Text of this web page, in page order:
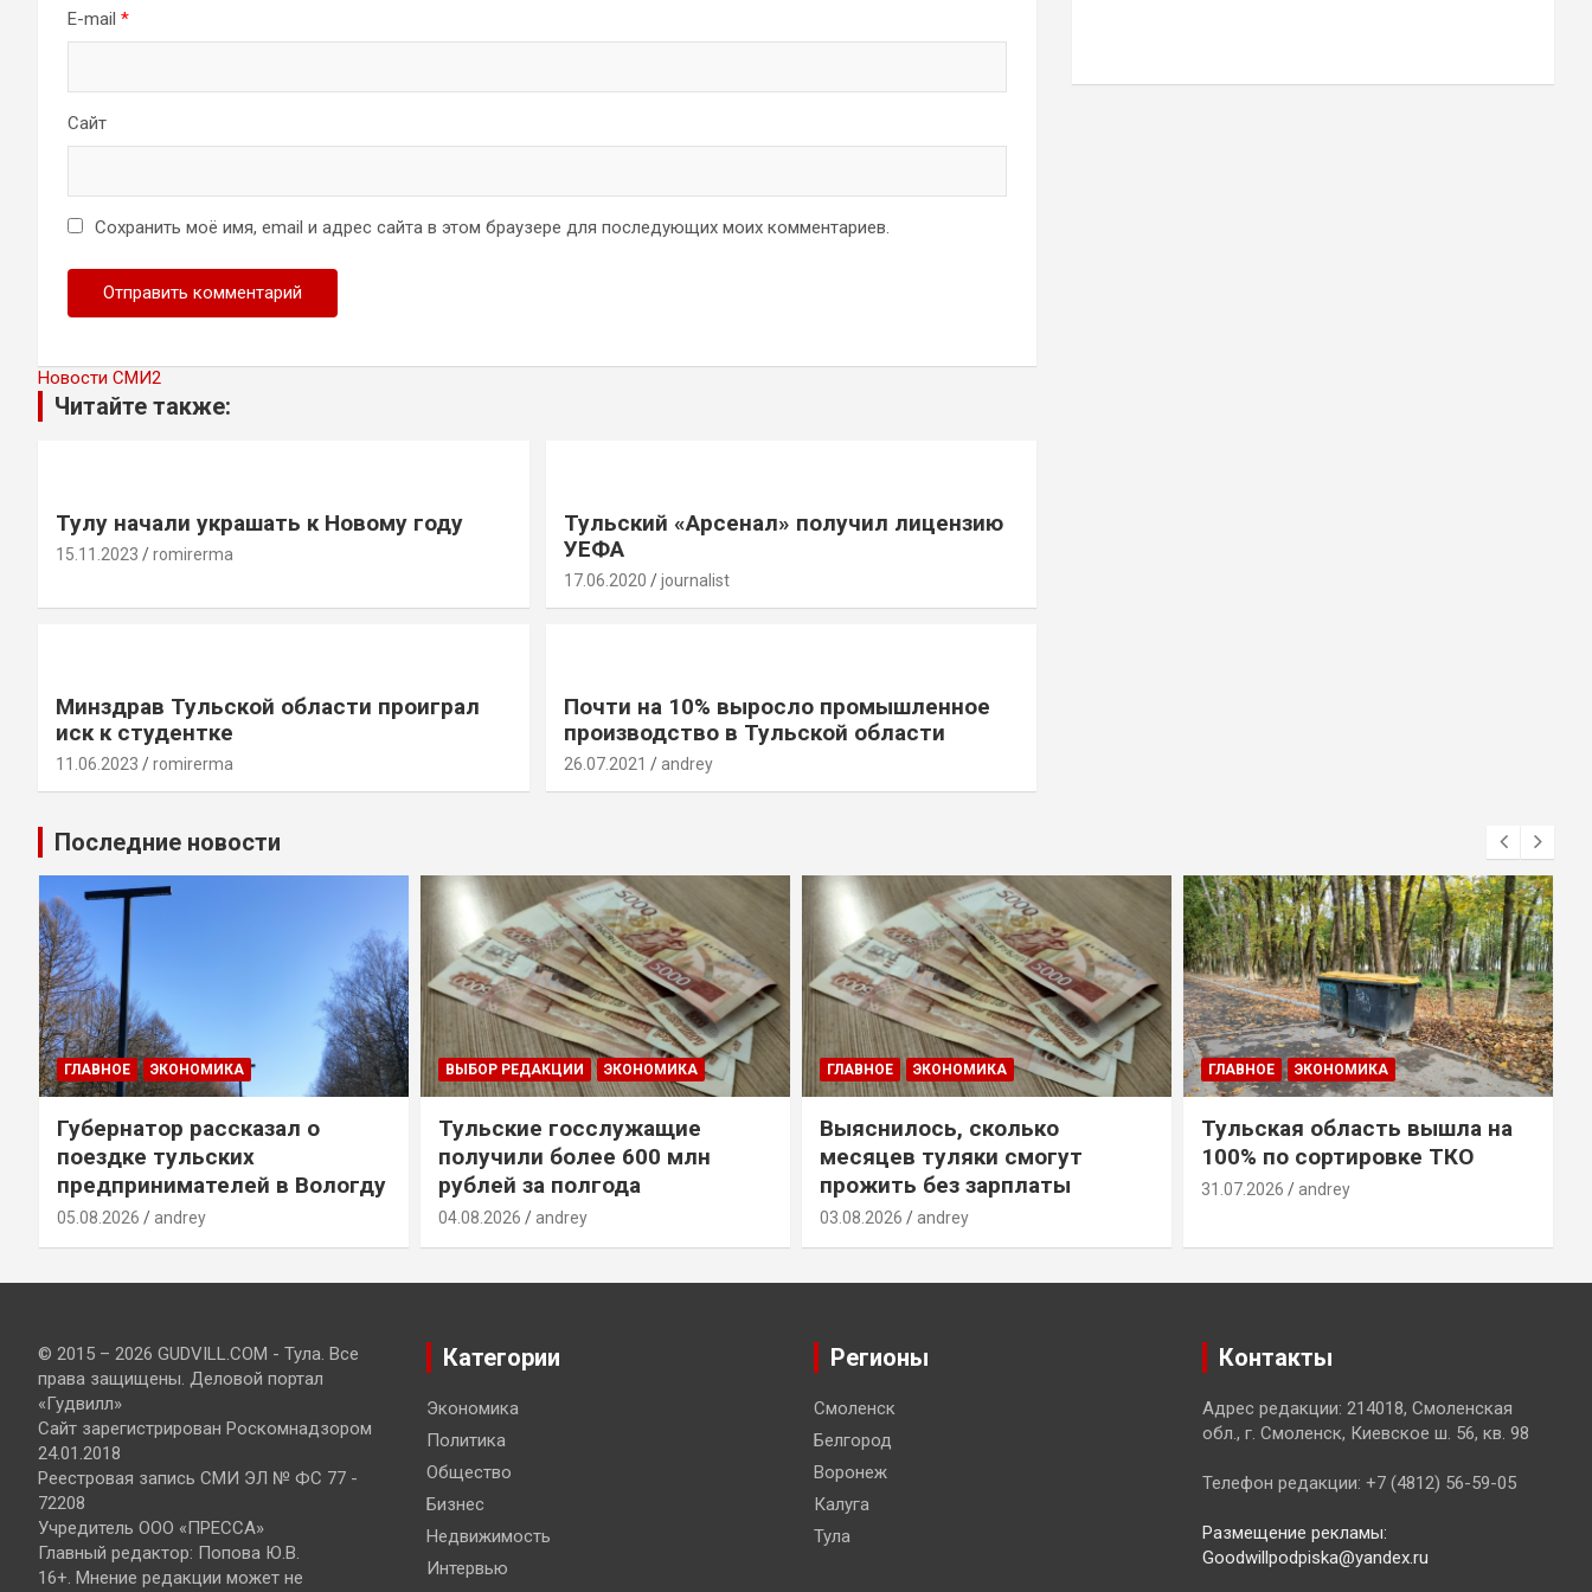
E-mail *
Сайт
Сохранить моё имя, email и адрес сайта в этом браузере для последующих моих комментариев.
Новости СМИ2
Читайте также:
Тулу начали украшать к Новому году
15.11.2023 romirerma
Тульский «Арсенал» получил лицензию
УЕФА
17.06.2020 journalist
Минздрав Тульской области проиграл
иск к студентке
11.06.2023 romirerma
Почти на 10% выросло промышленное
производство в Тульской области
26.07.2021 andrey
Последние новости
ГЛАВНОЕ ЭКОНОМИКА
Губернатор рассказал о
поездке тульских
предпринимателей в Вологду
05.08.2026 andrey
ВЫБОР РЕДАКЦИИ ЭКОНОМИКА
Тульские госслужащие
получили более 600 млн
рублей за полгода
04.08.2026 andrey
ГЛАВНОЕ ЭКОНОМИКА
Выяснилось, сколько
месяцев туляки смогут
прожить без зарплаты
03.08.2026 andrey
ГЛАВНОЕ ЭКОНОМИКА
Тульская область вышла на
100% по сортировке ТКО
31.07.2026 andrey
© 2015 – 2026 GUDVILL.COM - Тула. Все
права защищены. Деловой портал
«Гудвилл»
Сайт зарегистрирован Роскомнадзором
24.01.2018
Реестровая запись СМИ ЭЛ № ФС 77 -
72208
Учредитель ООО «ПРЕССА»
Главный редактор: Попова Ю.В.
16+. Мнение редакции может не
Категории
Экономика
Политика
Общество
Бизнес
Недвижимость
Интервью
Регионы
Смоленск
Белгород
Воронеж
Калуга
Тула
Контакты
Адрес редакции: 214018, Смоленская
обл., г. Смоленск, Киевское ш. 56, кв. 98
Телефон редакции: +7 (4812) 56-59-05
Размещение рекламы:
Goodwillpodpiska@yandex.ru